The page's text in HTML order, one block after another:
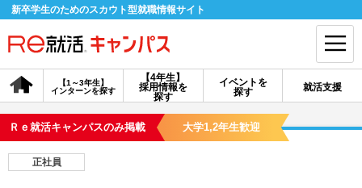
新卒学生のためのスカウト型就職情報サイト
【4年生】
採用情報を
探す
【1～3年生】
インターンを探す
イベントを
探す
就活支援
会員登録 ログイン
会員ID・パスワードを忘れた方はこちら
探す
Ｒｅ就活キャンパスのみ掲載 大学1,2年生歓迎
正社員